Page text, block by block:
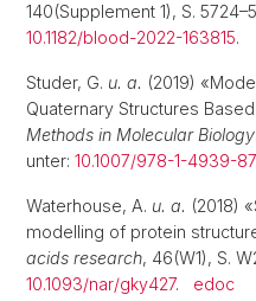
140(Supplement 1), S.
10.1182/blood-2022-163815.
Studer, G. u. a. (2019)
Quaternary Structures
Methods in Molecular Biology
unter: 10.1007/978-1-4939-
Waterhouse, A. u. a. (2018)
modelling of protein
acids research, 46(W1), S.
10.1093/nar/gky427. edoc